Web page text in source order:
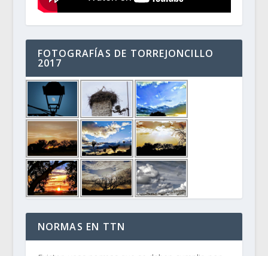
FOTOGRAFÍAS DE TORREJONCILLO
2017
NORMAS EN TTN